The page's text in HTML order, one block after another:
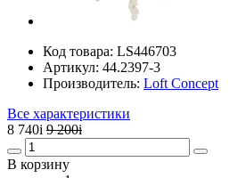
Код товара: LS446703
Артикул: 44.2397-3
Производитель: Loft Concept
Все характеристики
8 740i 9 200i
В корзину